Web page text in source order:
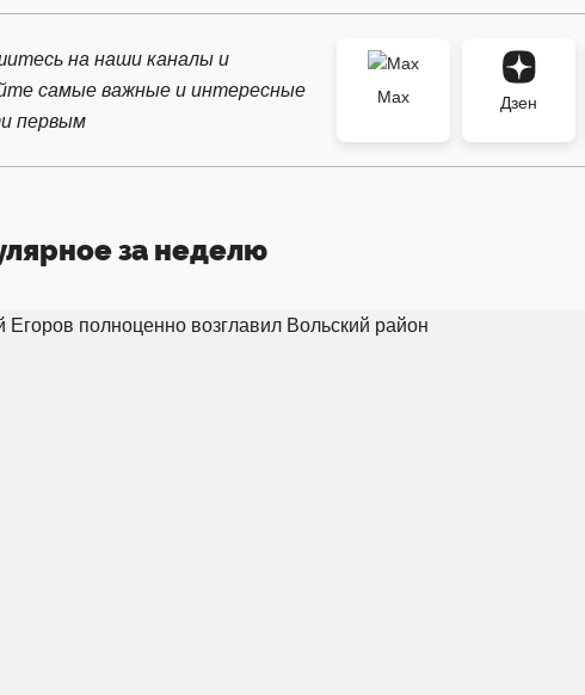
на наши каналы и
самые важные и интересные
первым
Max Дзен
за неделю